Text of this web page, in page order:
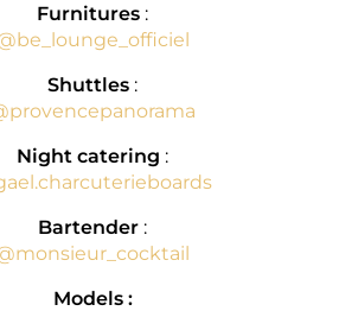
Furnitures :
Shuttles :
Night catering :
Bartender :
Models :